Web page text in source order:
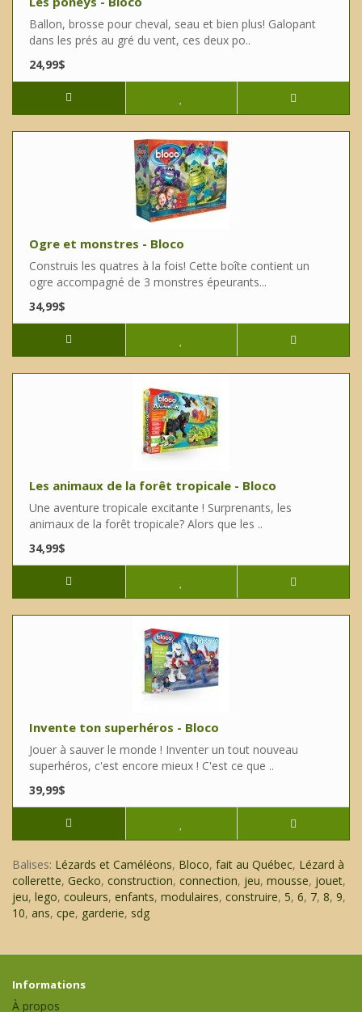
Ballon, brosse pour cheval, seau et bien plus! Galopant
dans les prés au gré du vent, ces deux po..
24,99$
Ogre et monstres - Bloco
Construis les quatres à la fois! Cette boîte contient un
ogre accompagné de 3 monstres épeurants...
34,99$
Les animaux de la forêt tropicale - Bloco
Une aventure tropicale excitante ! Surprenants, les
animaux de la forêt tropicale? Alors que les ..
34,99$
Invente ton superhéros - Bloco
Jouer à sauver le monde ! Inventer un tout nouveau
superhéros, c'est encore mieux ! C'est ce que ..
39,99$
Balises: Lézards et Caméléons, Bloco, fait au Québec, Lézard à
collerette, Gecko, construction, connection, jeu, mousse, jouet,
jeu, lego, couleurs, enfants, modulaires, construire, 5, 6, 7, 8, 9,
10, ans, cpe, garderie, sdg
Informations
À propos